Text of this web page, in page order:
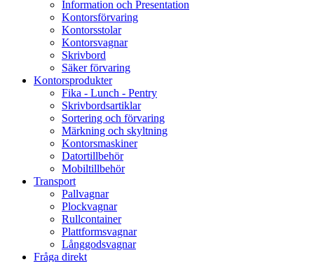
Information och Presentation
Kontorsförvaring
Kontorsstolar
Kontorsvagnar
Skrivbord
Säker förvaring
Kontorsprodukter
Fika - Lunch - Pentry
Skrivbordsartiklar
Sortering och förvaring
Märkning och skyltning
Kontorsmaskiner
Datortillbehör
Mobiltillbehör
Transport
Pallvagnar
Plockvagnar
Rullcontainer
Plattformsvagnar
Långgodsvagnar
Fråga direkt